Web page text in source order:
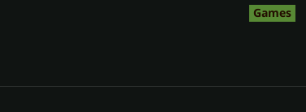
Games